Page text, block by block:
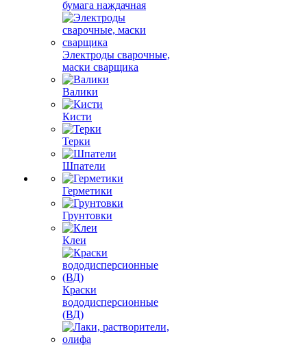
бумага наждачная
Электроды сварочные,
маски сварщика
Валики
Кисти
Терки
Шпатели
Герметики
Грунтовки
Клеи
Краски
вододисперсионные
(ВД)